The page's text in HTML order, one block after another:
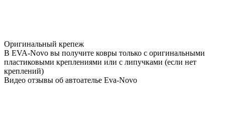
Оригинальный крепеж
В EVA-Novo вы получите ковры только с оригинальными
пластиковыми креплениями или с липучками (если нет
креплений)
Видео отзывы об автоателье Eva-Novo